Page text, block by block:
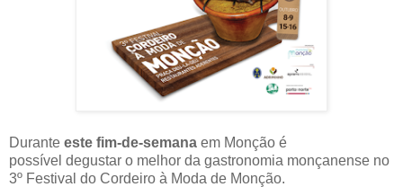
Durante este fim-de-semana em Monção é
possível degustar o melhor da gastronomia monçanense no
3º Festival do Cordeiro à Moda de Monção.